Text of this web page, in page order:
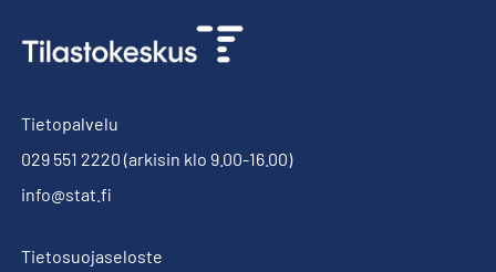
Tietopalvelu
029 551 2220 (arkisin klo 9.00-16.00)
info@stat.fi
Tietosuojaseloste